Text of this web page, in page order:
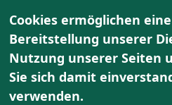
Kontakt
Cookies ermöglichen
Bereitstellung unserer
Nutzung unserer Seiten
Sie sich damit
verwenden.